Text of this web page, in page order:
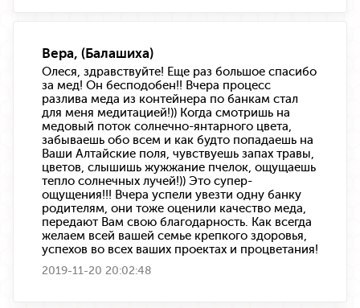
Вера, (Балашиха)
Олеся, здравствуйте! Еще раз большое спасибо
за мед! Он бесподобен!! Вчера процесс
разлива меда из контейнера по банкам стал
для меня медитацией!)) Когда смотришь на
медовый поток солнечно-янтарного цвета,
забываешь обо всем и как будто попадаешь на
Ваши Алтайские поля, чувствуешь запах травы,
цветов, слышишь жужжание пчелок, ощущаешь
тепло солнечных лучей!)) Это супер-
ощущения!!! Вчера успели увезти одну банку
родителям, они тоже оценили качество меда,
передают Вам свою благодарность. Как всегда
желаем всей вашей семье крепкого здоровья,
успехов во всех ваших проектах и процветания!
2019-11-20 20:02:48